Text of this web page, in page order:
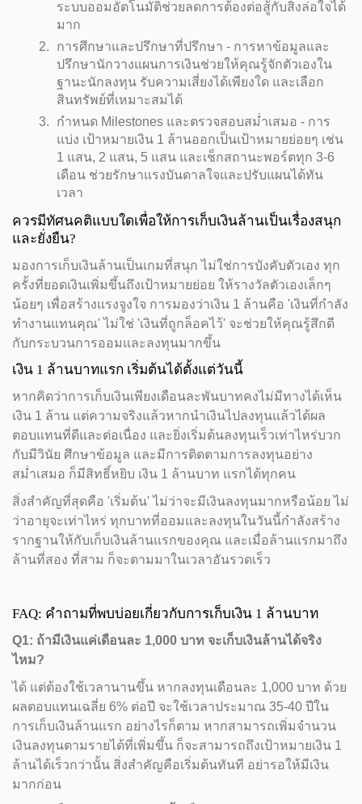
ระบบออมอัตโนมัติช่วยลดการต้องต่อสู้กับสิ่งล่อใจได้
มาก
การศึกษาและปรึกษาที่ปรึกษา - การหาข้อมูลและ
ปรึกษานักวางแผนการเงินช่วยให้คุณรู้จักตัวเองใน
ฐานะนักลงทุน รับความเสี่ยงได้เพียงใด และเลือก
สินทรัพย์ที่เหมาะสมได้
กำหนด Milestones และตรวจสอบสม่ำเสมอ - การ
แบ่ง เป้าหมายเงิน 1 ล้านออกเป็นเป้าหมายย่อยๆ เช่น
1 แสน, 2 แสน, 5 แสน และเช็กสถานะพอร์ตทุก 3-6
เดือน ช่วยรักษาแรงบันดาลใจและปรับแผนได้ทัน
เวลา
ควรมีทัศนคติแบบใดเพื่อให้การเก็บเงินล้านเป็นเรื่องสนุก
และยั่งยืน?
มองการเก็บเงินล้านเป็นเกมที่สนุก ไม่ใช่การบังคับตัวเอง ทุก
ครั้งที่ยอดเงินเพิ่มขึ้นถึงเป้าหมายย่อย ให้รางวัลตัวเองเล็กๆ
น้อยๆ เพื่อสร้างแรงจูงใจ การมองว่าเงิน 1 ล้านคือ 'เงินที่กำลัง
ทำงานแทนคุณ' ไม่ใช่ 'เงินที่ถูกล็อคไว้' จะช่วยให้คุณรู้สึกดี
กับกระบวนการออมและลงทุนมากขึ้น
เงิน 1 ล้านบาทแรก เริ่มต้นได้ตั้งแต่วันนี้
หากคิดว่าการเก็บเงินเพียงเดือนละพันบาทคงไม่มีทางได้เห็น
เงิน 1 ล้าน แต่ความจริงแล้วหากนำเงินไปลงทุนแล้วได้ผล
ตอบแทนที่ดีและต่อเนื่อง และยิ่งเริ่มต้นลงทุนเร็วเท่าไหร่บวก
กับมีวินัย ศึกษาข้อมูล และมีการติดตามการลงทุนอย่าง
สม่ำเสมอ ก็มีสิทธิ์หยิบ เงิน 1 ล้านบาท แรกได้ทุกคน
สิ่งสำคัญที่สุดคือ 'เริ่มต้น' ไม่ว่าจะมีเงินลงทุนมากหรือน้อย ไม่
ว่าอายุจะเท่าไหร่ ทุกบาทที่ออมและลงทุนในวันนี้กำลังสร้าง
รากฐานให้กับเก็บเงินล้านแรกของคุณ และเมื่อล้านแรกมาถึง
ล้านที่สอง ที่สาม ก็จะตามมาในเวลาอันรวดเร็ว
FAQ: คำถามที่พบบ่อยเกี่ยวกับการเก็บเงิน 1 ล้านบาท
Q1: ถ้ามีเงินแค่เดือนละ 1,000 บาท จะเก็บเงินล้านได้จริง
ไหม?
ได้ แต่ต้องใช้เวลานานขึ้น หากลงทุนเดือนละ 1,000 บาท ด้วย
ผลตอบแทนเฉลี่ย 6% ต่อปี จะใช้เวลาประมาณ 35-40 ปีใน
การเก็บเงินล้านแรก อย่างไรก็ตาม หากสามารถเพิ่มจำนวน
เงินลงทุนตามรายได้ที่เพิ่มขึ้น ก็จะสามารถถึงเป้าหมายเงิน 1
ล้านได้เร็วกว่านั้น สิ่งสำคัญคือเริ่มต้นทันที อย่ารอให้มีเงิน
มากก่อน